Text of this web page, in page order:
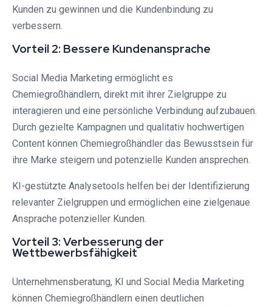
Kunden zu gewinnen und die Kundenbindung zu
verbessern.
Vorteil 2: Bessere Kundenansprache
Social Media Marketing ermöglicht es
Chemiegroßhändlern, direkt mit ihrer Zielgruppe zu
interagieren und eine persönliche Verbindung aufzubauen.
Durch gezielte Kampagnen und qualitativ hochwertigen
Content können Chemiegroßhändler das Bewusstsein für
ihre Marke steigern und potenzielle Kunden ansprechen.
KI-gestützte Analysetools helfen bei der Identifizierung
relevanter Zielgruppen und ermöglichen eine zielgenaue
Ansprache potenzieller Kunden.
Vorteil 3: Verbesserung der
Wettbewerbsfähigkeit
Unternehmensberatung, KI und Social Media Marketing
können Chemiegroßhändlern einen deutlichen